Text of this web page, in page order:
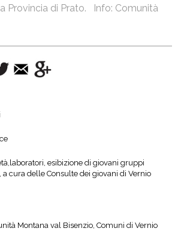
Provincia di Prato. Info: Comunità
esibizione di giovani gruppi
cura delle Consulte dei giovani di Vernio
Montana val Bisenzio, Comuni di Vernio